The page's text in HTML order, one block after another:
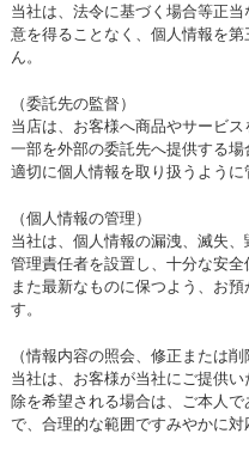
当社は、法令に基づく場合等正
意を得ることなく、個人情報を
ん。
（委託先の監督）
当店は、お客様へ商品やサービ
一部を外部の委託先へ提供する
適切に個人情報を取り扱うように
（個人情報の管理）
当社は、個人情報の漏洩、滅失
管理責任者を設置し、十分な安全
また最新なものに保つよう、お
す。
（情報内容の照会、修正または削
当社は、お客様が当社にご提供
除を希望される場合は、ご本人
で、合理的な範囲ですみやかに対